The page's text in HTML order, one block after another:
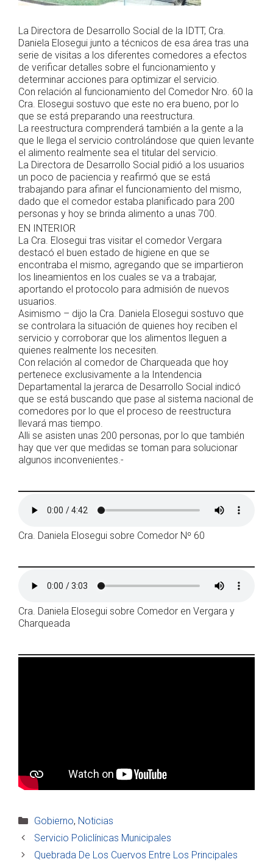
La Directora de Desarrollo Social de la IDTT, Cra.
Daniela Elosegui junto a técnicos de esa área tras una
serie de visitas a los diferentes comedores a efectos
de verificar detalles sobre el funcionamiento y
determinar acciones para optimizar el servicio.
Con relación al funcionamiento del Comedor Nro. 60 la
Cra. Elosegui sostuvo que este no era bueno, por lo
que se está preparando una reestructura.
La reestructura comprenderá también a la gente a la
que le llega el servicio controlándose que quien levante
el alimento realmente sea el titular del servicio.
La Directora de Desarrollo Social pidió a los usuarios
un poco de paciencia y reafirmó que se está
trabajando para afinar el funcionamiento del mismo,
dado que el comedor estaba planificado para 200
personas y hoy se brinda alimento a unas 700.
EN INTERIOR
La Cra. Elosegui tras visitar el comedor Vergara
destacó el buen estado de higiene en que se
encontraba el mismo, agregando que se impartieron
los lineamientos en los cuales se va a trabajar,
aportando el protocolo para admisión de nuevos
usuarios.
Asimismo – dijo la Cra. Daniela Elosegui sostuvo que
se controlara la situación de quienes hoy reciben el
servicio y corroborar que los alimentos lleguen a
quienes realmente los necesiten.
Con relación al comedor de Charqueada que hoy
pertenece exclusivamente a la Intendencia
Departamental la jerarca de Desarrollo Social indicó
que se está buscando que pase al sistema nacional de
comedores por lo que el proceso de reestructura
llevará mas tiempo.
Alli se asisten unas 200 personas, por lo que también
hay que ver que medidas se toman para solucionar
algunos inconvenientes.-
Cra. Daniela Elosegui sobre Comedor Nº 60
Cra. Daniela Elosegui sobre Comedor en Vergara y
Charqueada
Categorías
Gobierno, Noticias
Servicio Policlínicas Municipales
Quebrada De Los Cuervos Entre Los Principales